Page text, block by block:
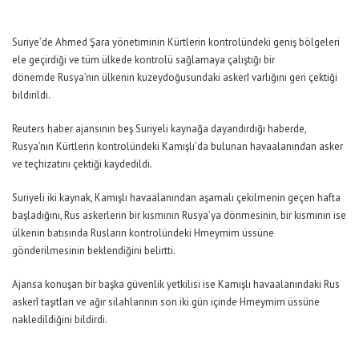
Suriye’de Ahmed Şara yönetiminin Kürtlerin kontrolündeki geniş bölgeleri
ele geçirdiği ve tüm ülkede kontrolü sağlamaya çalıştığı bir
dönemde Rusya’nın ülkenin kuzeydoğusundaki askerî varlığını geri çektiği
bildirildi.
Reuters haber ajansının beş Suriyeli kaynağa dayandırdığı haberde,
Rusya’nın Kürtlerin kontrolündeki Kamışlı’da bulunan havaalanından asker
ve teçhizatını çektiği kaydedildi.
Suriyeli iki kaynak, Kamışlı havaalanından aşamalı çekilmenin geçen hafta
başladığını, Rus askerlerin bir kısmının Rusya’ya dönmesinin, bir kısmının ise
ülkenin batısında Rusların kontrolündeki Hmeymim üssüne
gönderilmesinin beklendiğini belirtti.
Ajansa konuşan bir başka güvenlik yetkilisi ise Kamışlı havaalanındaki Rus
askerî taşıtları ve ağır silahlarının son iki gün içinde Hmeymim üssüne
nakledildiğini bildirdi.